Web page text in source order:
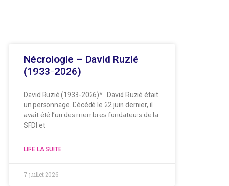
Nécrologie – David Ruzié
(1933-2026)
David Ruzié (1933-2026)* David Ruzié était
un personnage. Décédé le 22 juin dernier, il
avait été l’un des membres fondateurs de la
SFDI et
LIRE LA SUITE
7 juillet 2026